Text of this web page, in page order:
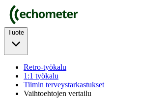
Tuote
Retro-työkalu
1:1 työkalu
Tiimin terveystarkastukset
Vaihtoehtojen vertailu